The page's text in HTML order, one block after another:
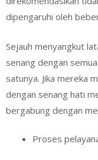
dipengaruhi oleh
Sejauh menyangkut
senang dengan
satunya. Jika mereka
dengan senang hati
bergabung dengan
Proses